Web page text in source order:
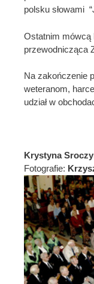
polsku słowami
Ostatnim mówcą
przewodnicząca
Na zakończenie
weteranom,
udział w
Krystyna
Fotografie: